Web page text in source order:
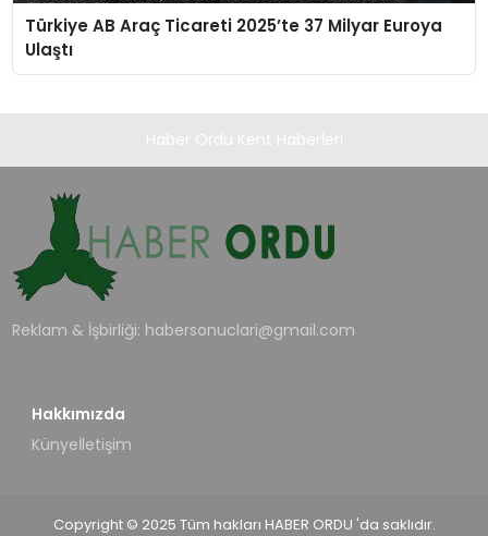
Türkiye AB Araç Ticareti 2025’te 37 Milyar Euroya
Ulaştı
Reklam & İşbirliği: habersonuclari@gmail.com
Hakkımızda
Künyeİletişim
Copyright © 2025 Tüm hakları HABER ORDU 'da saklıdır.